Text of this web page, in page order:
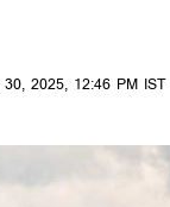
2025, 12:46 PM IST